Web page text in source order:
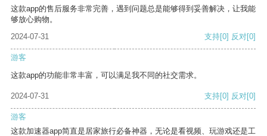
这款app的售后服务非常完善，遇到问题总是能够得到妥善解决，让我能
够放心购物。
2024-07-31
支持[0] 反对[0]
游客
这款app的功能非常丰富，可以满足我不同的社交需求。
2024-07-31 支持[0] 反对[0]
游客
这款加速器app简直是居家旅行必备神器，无论是看视频、玩游戏还是工